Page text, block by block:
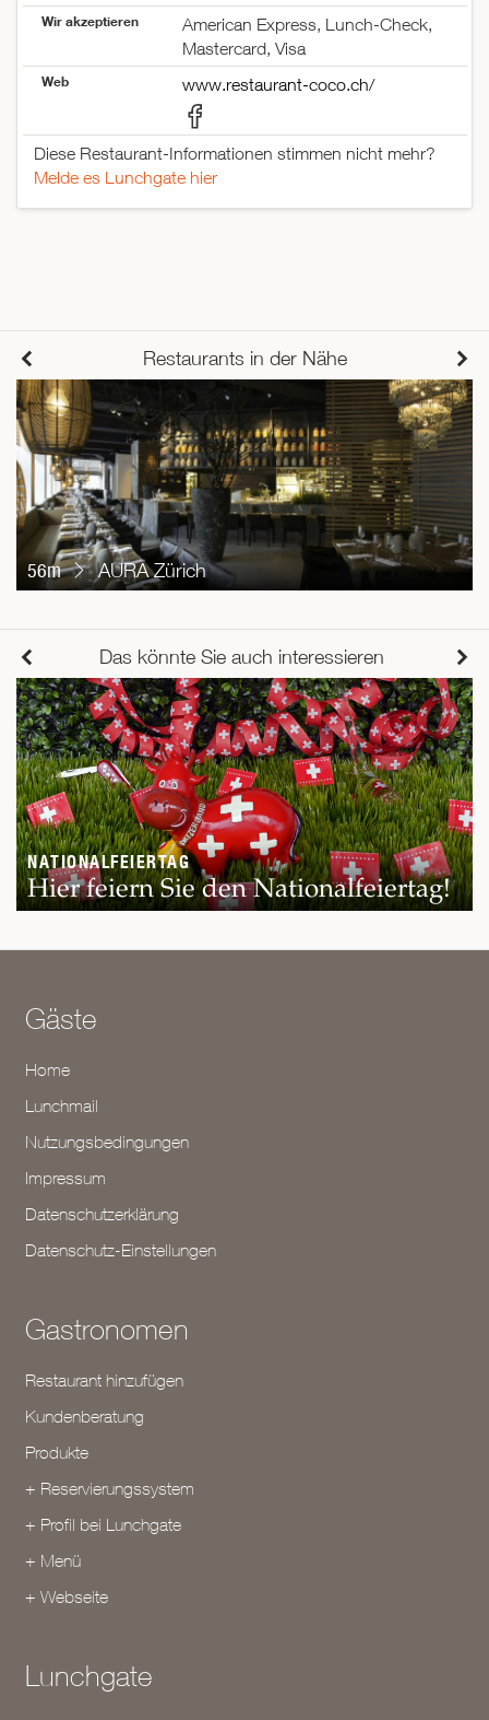
Wir akzeptieren
American Express, Lunch-Check,
Mastercard, Visa
Web www.restaurant-coco.ch/
Diese Restaurant-Informationen stimmen nicht mehr?
Melde es Lunchgate hier
Restaurants in der Nähe
56m AURA Zürich
Das könnte Sie auch interessieren
NATIONALFEIERTAG
Hier feiern Sie den Nationalfeiertag!
Gäste
Home
Lunchmail
Nutzungsbedingungen
Impressum
Datenschutzerklärung
Datenschutz-Einstellungen
Gastronomen
Restaurant hinzufügen
Kundenberatung
Produkte
+ Reservierungssystem
+ Profil bei Lunchgate
+ Menü
+ Webseite
Lunchgate